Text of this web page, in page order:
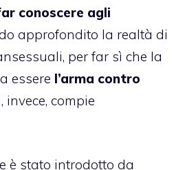
conoscere agli
approfondito la realtà di
per far sì che la
essere l’arma contro
invece, compie
è stato introdotto da